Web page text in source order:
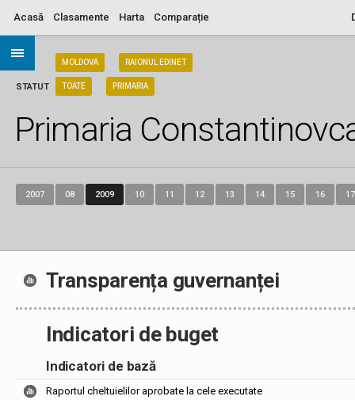
Acasă Clasamente Harta Comparație
STATUT
MOLDOVA RAIONUL EDINET
TOATE PRIMARIA
Primaria
2007 08 2009 10 11 12 13 14 15 16 17
Transparența guvernanței
Indicatori de buget
Indicatori de bază
Raportul cheltuielilor aprobate la cele executate